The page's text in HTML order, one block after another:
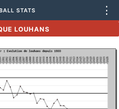
STATS ⋮
LOUHANS